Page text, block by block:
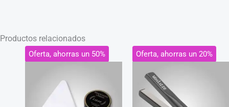
Productos relacionados
Oferta, ahorras un 50%
El
precio
era:
S/90.00.
El
precio
S/45.00.
Oferta, ahorras un 20%
El
precio
S/250.00.
El
precio